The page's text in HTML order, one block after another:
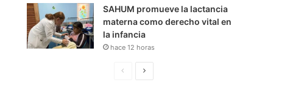
SAHUM promueve la lactancia
materna como derecho vital en
la infancia
hace 12 horas
S